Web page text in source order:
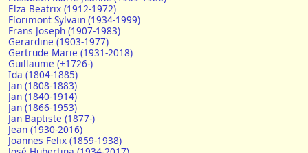
Elza Beatrix (1912-1972)
Florimont Sylvain (1934-1999)
Frans Joseph (1907-1983)
Gerardine (1903-1977)
Gertrude Marie (1931-2018)
Guillaume (±1726-)
Ida (1804-1885)
Jan (1808-1883)
Jan (1840-1914)
Jan (1866-1953)
Jan Baptiste (1877-)
Jean (1930-2016)
Joannes Felix (1859-1938)